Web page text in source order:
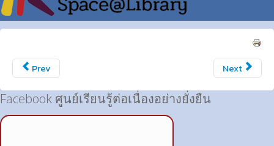
Prev Next
Facebook ศูนย์เรียนรู้ต่อเนื่องอย่างยั่งยืน